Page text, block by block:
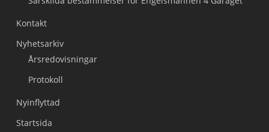
Kontakt
Nyhetsarkiv
Årsredovisningar
Protokoll
Nyinflyttad
Startsida